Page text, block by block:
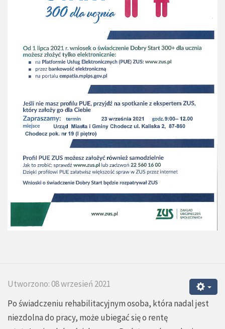
Utworzono: 08 wrzesień 2021
Po świadczeniu rehabilitacyjnym osoba, która nadal jest
niezdolna do pracy, może ubiegać się o rentę